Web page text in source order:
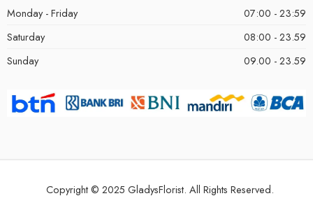
Monday - Friday
07:00 - 23:59
Saturday
08:00 - 23.59
Sunday
09.00 - 23.59
Copyright © 2025 GladysFlorist. All Rights Reserved.